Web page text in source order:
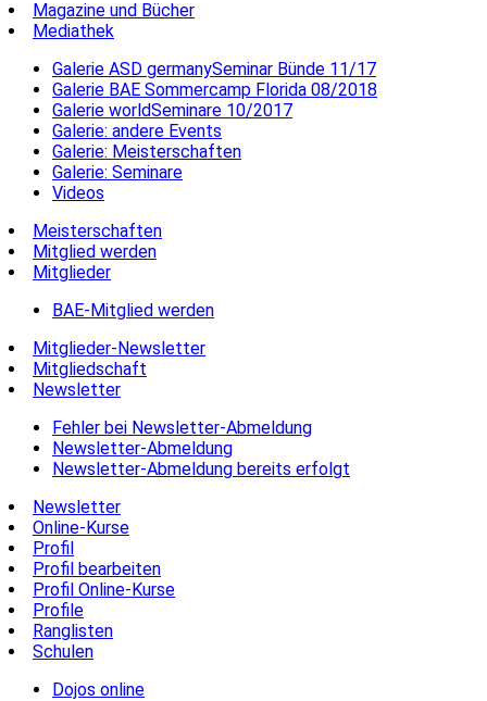
Magazine und Bücher
Mediathek
Galerie ASD germanySeminar Bünde 11/17
Galerie BAE Sommercamp Florida 08/2018
Galerie worldSeminare 10/2017
Galerie: andere Events
Galerie: Meisterschaften
Galerie: Seminare
Videos
Meisterschaften
Mitglied werden
Mitglieder
BAE-Mitglied werden
Mitglieder-Newsletter
Mitgliedschaft
Newsletter
Fehler bei Newsletter-Abmeldung
Newsletter-Abmeldung
Newsletter-Abmeldung bereits erfolgt
Newsletter
Online-Kurse
Profil
Profil bearbeiten
Profil Online-Kurse
Profile
Ranglisten
Schulen
Dojos online